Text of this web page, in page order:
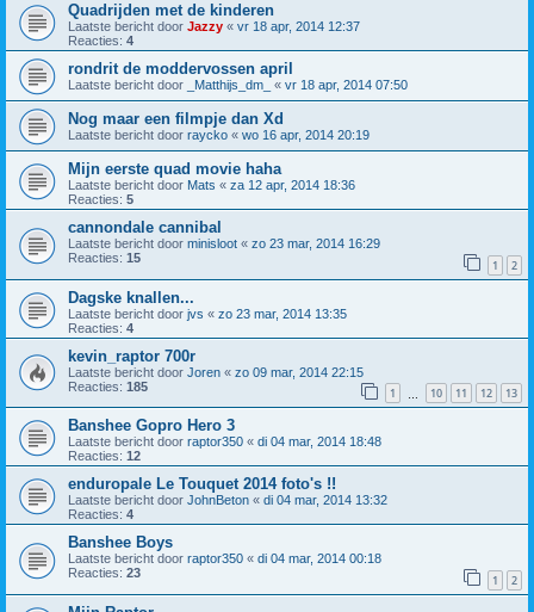
Quadrijden met de kinderen
Laatste bericht door Jazzy « vr 18 apr, 2014 12:37
Reacties: 4
rondrit de moddervossen april
Laatste bericht door _Matthijs_dm_ « vr 18 apr, 2014 07:50
Nog maar een filmpje dan Xd
Laatste bericht door raycko « wo 16 apr, 2014 20:19
Mijn eerste quad movie haha
Laatste bericht door Mats « za 12 apr, 2014 18:36
Reacties: 5
cannondale cannibal
Laatste bericht door minisloot « zo 23 mar, 2014 16:29
Reacties: 15 1 2
Dagske knallen...
Laatste bericht door jvs « zo 23 mar, 2014 13:35
Reacties: 4
kevin_raptor 700r
Laatste bericht door Joren « zo 09 mar, 2014 22:15
Reacties: 185 1 10 11 12 13
Banshee Gopro Hero 3
Laatste bericht door raptor350 « di 04 mar, 2014 18:48
Reacties: 12
enduropale Le Touquet 2014 foto's !!
Laatste bericht door JohnBeton « di 04 mar, 2014 13:32
Reacties: 4
Banshee Boys
Laatste bericht door raptor350 « di 04 mar, 2014 00:18
Reacties: 23 1 2